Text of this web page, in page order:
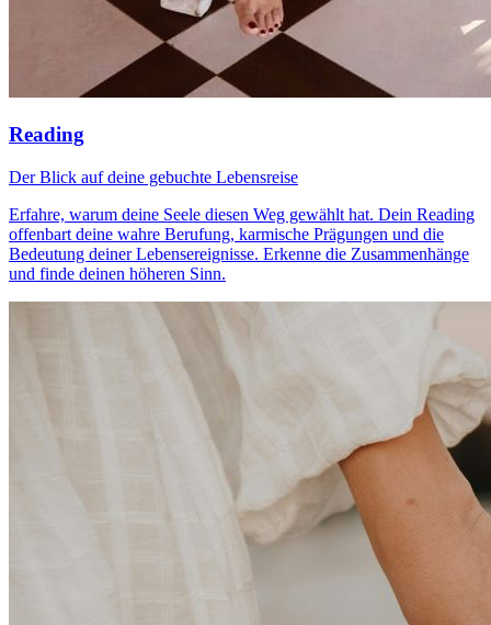
Reading
Der Blick auf deine gebuchte Lebensreise
Erfahre, warum deine Seele diesen Weg gewählt hat. Dein Reading
offenbart deine wahre Berufung, karmische Prägungen und die
Bedeutung deiner Lebensereignisse. Erkenne die Zusammenhänge
und finde deinen höheren Sinn.